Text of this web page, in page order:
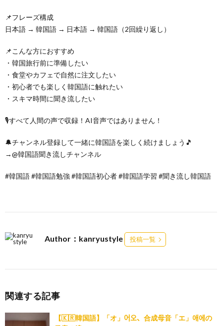
📌フレーズ構成
日本語 → 韓国語 → 日本語 → 韓国語（2回繰り返し）
📌こんな方におすすめ
・韓国旅行前に準備したい
・食堂やカフェで自然に注文したい
・初心者でも楽しく韓国語に触れたい
・スキマ時間に聞き流したい
🎙すべて人間の声で収録！AI音声ではありません！
🔔チャンネル登録して一緒に韓国語を楽しく続けましょう🎵
→@韓国語聞き流しチャンネル
#韓国語 #韓国語勉強 #韓国語初心者 #韓国語学習 #聞き流し韓国語
Author：kanryustyle 投稿一覧
関連する記事
【🇰🇷韓国語】「オ」어오、合成母音「エ」애에の